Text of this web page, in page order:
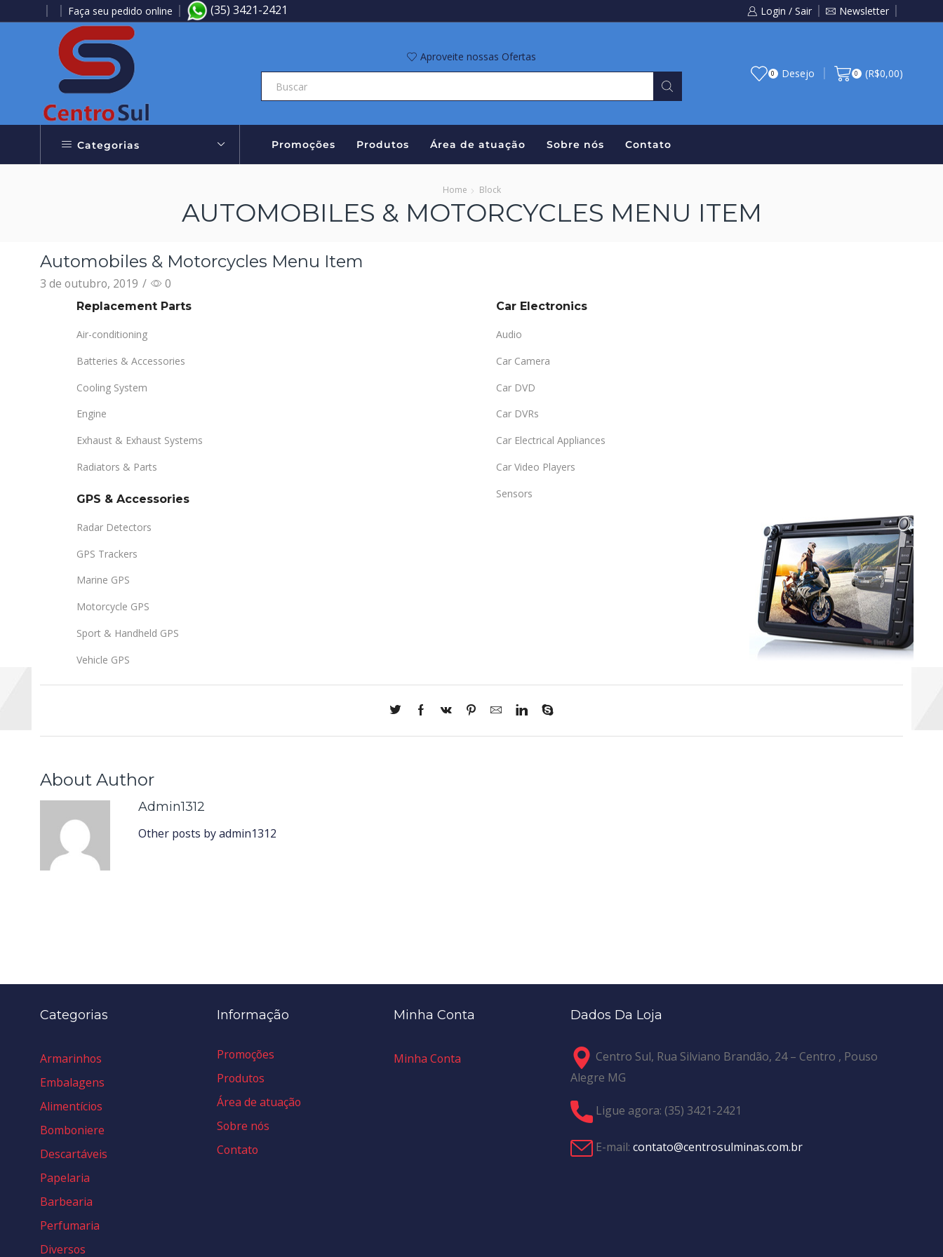
Faça seu pedido online (35) 3421-2421 Login / Sair Newsletter
nossas Ofertas Aproveite nossas Ofertas
0 Desejo 0 (R$0,00)
Categorias Promoções Produtos Área de atuação Sobre nós Contato
Home Block
AUTOMOBILES & MOTORCYCLES MENU ITEM
Automobiles & Motorcycles Menu Item
3 de outubro, 2019 / 0
Replacement Parts
Air-conditioning
Batteries & Accessories
Cooling System
Engine
Exhaust & Exhaust Systems
Radiators & Parts
GPS & Accessories
Radar Detectors
GPS Trackers
Marine GPS
Motorcycle GPS
Sport & Handheld GPS
Vehicle GPS
Car Electronics
Audio
Car Camera
Car DVD
Car DVRs
Car Electrical Appliances
Car Video Players
Sensors
About Author
Admin1312
Other posts by admin1312
Categorias
Armarinhos
Embalagens
Alimentícios
Bomboniere
Descartáveis
Papelaria
Barbearia
Perfumaria
Diversos
Informação
Promoções
Produtos
Área de atuação
Sobre nós
Contato
Minha Conta
Minha Conta
Dados Da Loja
Centro Sul, Rua Silviano Brandão, 24 – Centro , Pouso
Alegre MG
Ligue agora: (35) 3421-2421
E-mail: contato@centrosulminas.com.br